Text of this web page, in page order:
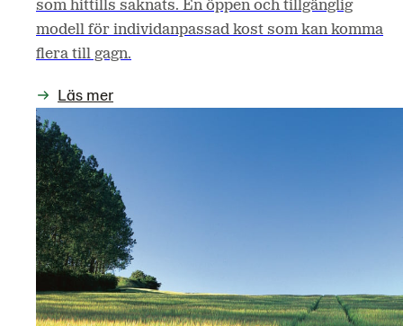
som hittills saknats. En öppen och tillgänglig
modell för individanpassad kost som kan komma
flera till gagn.
Läs mer